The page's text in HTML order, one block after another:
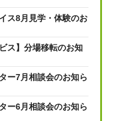
ス8月見学・体験のお
ス】分場移転のお知
ー7月相談会のお知ら
ー6月相談会のお知ら